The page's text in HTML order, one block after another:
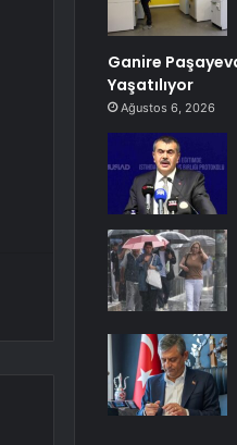
Ganire
Yaşatılıyor
Ağustos 6, 2026